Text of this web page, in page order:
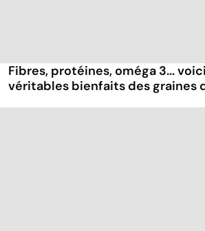
Fibres, protéines, oméga 3...
véritables bienfaits des graines